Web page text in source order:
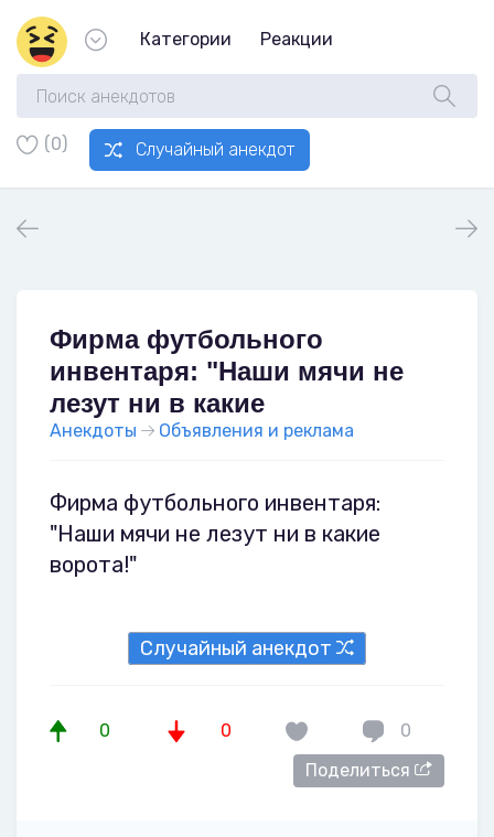
Категории Реакции
(0) Случайный анекдот
Фирма футбольного
инвентаря: "Наши мячи не
лезут ни в какие
Анекдоты Объявления и реклама
Фирма футбольного инвентаря:
"Наши мячи не лезут ни в какие
ворота!"
Случайный анекдот
0 0
0
Поделиться